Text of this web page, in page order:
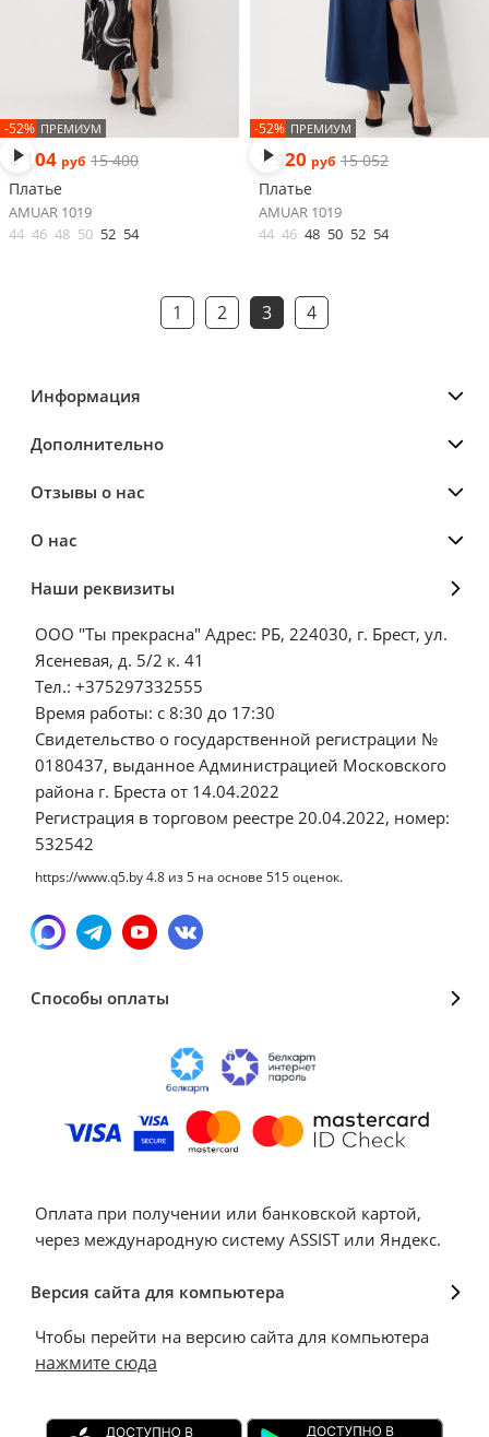
-52% ПРЕМИУМ
8 104 руб 15 400
Платье
AMUAR 1019
44 46 48 50 52 54
-52% ПРЕМИУМ
7 920 руб 15 052
Платье
AMUAR 1019
44 46 48 50 52 54
1 2 3 4
Информация
Дополнительно
Отзывы о нас
О нас
Наши реквизиты
ООО "Ты прекрасна" Адрес: РБ, 224030, г. Брест, ул.
Ясеневая, д. 5/2 к. 41
Тел.: +375297332555
Время работы: с 8:30 до 17:30
Свидетельство о государственной регистрации №
0180437, выданное Администрацией Московского
района г. Бреста от 14.04.2022
Регистрация в торговом реестре 20.04.2022, номер:
532542
https://www.q5.by4.8 из5 на основе 515оценок.
Способы оплаты
Оплата при получении или банковской картой,
через международную систему ASSIST или Яндекс.
Версия сайта для компьютера
Чтобы перейти на версию сайта для компьютера
нажмите сюда